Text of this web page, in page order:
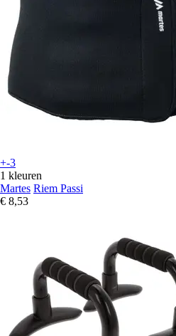
+-3
1 kleuren
Martes Riem Passi
€ 8,53